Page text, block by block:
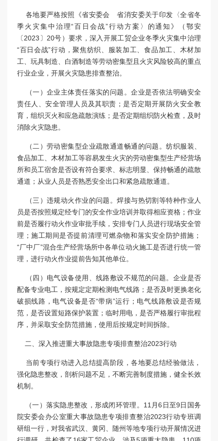
各地要严格按照《省安委会 省消安委关于印发〈全省冬
季火灾集中治理“百日会战”行动方案〉的通知》（鄂安
〔2023〕20号）要求，深入开展工贸企业冬季火灾集中治理
“百日会战”行动，聚焦纺织、服装加工、食品加工、木材加
工、玩具制造、白酒制造等劳动密集型且火灾风险较高的重点
行业企业，开展火灾隐患排查整治。
（一）企业主体责任落实的问题。企业是否依法明确安全
责任人、安全管理人员及其职责；是否定期开展防火安全教
育，组织灭火和应急疏散演练；是否定期组织防火检查，及时
消除火灾隐患。
（二）劳动密集型企业疏散通道畅通的问题。纺织服装、
食品加工、木材加工等容易发生火灾的劳动密集型生产经营场
所和员工宿舍是否设有符合要求、标志明显、保持畅通的疏散
通道；从业人员是否熟悉安全出口和紧急疏散通道。
（三）违规动火作业的问题。焊接与热切割等特种作业人
员是否按照规定经专门的安全作业培训并取得相应资格；作业
前是否履行动火作业审批手续，安排专门人员进行现场安全管
理；施工期间是否提前清理可燃杂物和落实安全防护措施；
“厂中厂”混合生产经营场所中各单位动火施工是否进行统一管
理，进行动火作业提前告知其他单位。
（四）电气设备使用、线路敷设不规范的问题。企业是否
配备专业电工，按规定定期检测电气线路；是否及时更换老化
破损线路，电气设备是否“带病”运行；电气线路敷设是否规
范，是否设置短路保护装置；临时用电，是否严格履行审批程
序，并采取安全防范措施，使用后按规定时间拆除。
二、深入推进重大事故隐患专项排查整治2023行动
当前专项行动进入总结提高阶段，各地要总结经验做法，
强化隐患整改，剖析问题不足，不断完善制度措施，健全长效
机制。
（一）落实隐患整改，形成闭环管理。11月6日至9日国务
院安委会办公室重大事故隐患专项排查整治2023行动专班调
研组一行，对我省武汉、黄冈、随州等地专项行动开展情况进